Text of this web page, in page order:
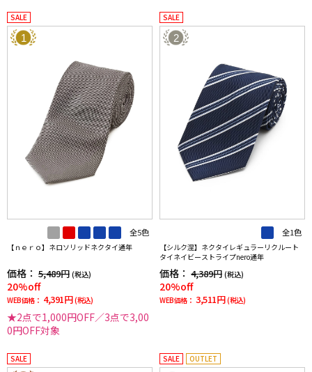
SALE
1
全5色
【ｎｅｒｏ】ネロソリッドネクタイ通年
価格： 5,489円 (税込)
20%off
WEB価格： 4,391円 (税込)
★2点で1,000円OFF／3点で3,00
0円OFF対象
SALE
2
全1色
【シルク混】ネクタイレギュラーリクルート
タイネイビーストライプnero通年
価格： 4,389円 (税込)
20%off
WEB価格： 3,511円 (税込)
SALE SALE OUTLET